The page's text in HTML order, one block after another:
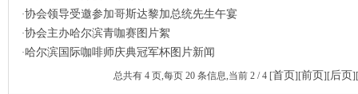
·协会领导受邀参加哥斯达黎加总统先生午宴
·协会主办哈尔滨青咖赛图片絮
·哈尔滨国际咖啡师庆典冠军杯图片新闻
总共有4 页,每页20 条信息,当前2 / 4 [首页][前页][后页][